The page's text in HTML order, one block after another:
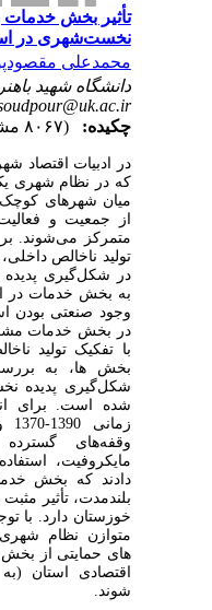
تأثیر بخش خدمات
نخست‌شهری در
محمدعلی
دانشگاه شهید
چکیده:
در ادبیات اقتصاد شهری
که در نظام شهری
میان شهرهای کوچک
جمعیت و
متمرکز می‌شوند. بر
تولید ناخالص
در شکل‌گیری پدیده
به بخش خدمات در
وجود صنعتی بودن
در بخش خدمات
با تفکیک تولید
بخش
ها، به
شکل‌گیری پدیده
شده است. برای
وقفه‌های گسترده
مایکروفیت،
دادند که بخش
بلندمدت، تأثیر مثبت
خوزستان دارد. با توجه
متوازن نظام
های حمایتی از
اقتصادی استان
شوند.